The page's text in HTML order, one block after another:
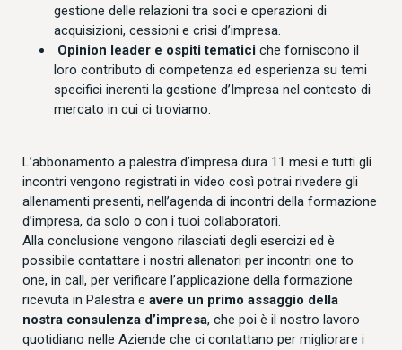
gestione delle relazioni tra soci e operazioni di
acquisizioni, cessioni e crisi d’impresa.
Opinion leader e ospiti tematici che forniscono il
loro contributo di competenza ed esperienza su temi
specifici inerenti la gestione d’Impresa nel contesto di
mercato in cui ci troviamo.
L’abbonamento a palestra d’impresa dura 11 mesi e tutti gli
incontri vengono registrati in video così potrai rivedere gli
allenamenti presenti, nell’agenda di incontri della formazione
d’impresa, da solo o con i tuoi collaboratori.
Alla conclusione vengono rilasciati degli esercizi ed è
possibile contattare i nostri allenatori per incontri one to
one, in call, per verificare l’applicazione della formazione
ricevuta in Palestra e avere un primo assaggio della
nostra consulenza d’impresa, che poi è il nostro lavoro
quotidiano nelle Aziende che ci contattano per migliorare i